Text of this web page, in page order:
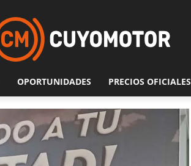
OPORTUNIDADES PRECIOS OFICIALES